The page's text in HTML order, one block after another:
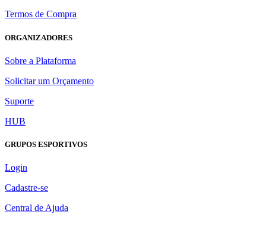
Termos de Compra
ORGANIZADORES
Sobre a Plataforma
Solicitar um Orçamento
Suporte
HUB
GRUPOS ESPORTIVOS
Login
Cadastre-se
Central de Ajuda